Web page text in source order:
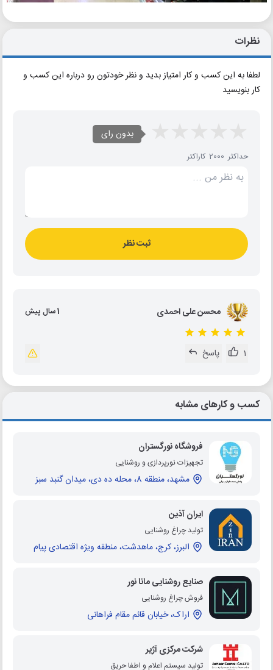
نظرات
لطفا به این کسب و کار امتیاز بدید و نظر خودتون رو درباره این کسب و
کار بنویسید
بدون رای
حداکثر 2000 کاراکتر
ثبت نظر
محسن علی احمدی 1 سال پیش
1 پاسخ
کسب و کارهای مشابه
فروشگاه نورگستران
تجهیزات نورپردازی و روشنایی
مشهد، منطقه 8، محله ده دی، میدان گنبد سبز
ایران آذین
تولید چراغ روشنایی
البرز، کرج، ماهدشت، منطقه ویژه اقتصادی پیام
صنایع روشنایی مانا نور
فروش چراغ روشنایی
اراک، خیابان قائم مقام فراهانی
شرکت مرکزی آژیر
تولید سیستم اعلام و اطفا حریق